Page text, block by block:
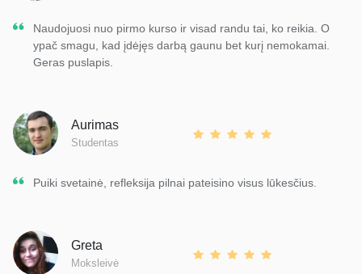
Naudojuosi nuo pirmo kurso ir visad randu tai, ko reikia. O
ypač smagu, kad įdėjęs darbą gaunu bet kurį nemokamai.
Geras puslapis.
Aurimas
Studentas
Puiki svetainė, refleksija pilnai pateisino visus lūkesčius.
Greta
Moksleivė